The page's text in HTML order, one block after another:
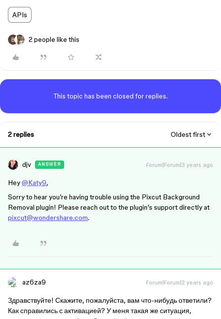
APIs
2 people like this
This topic has been closed for replies.
2 replies Oldest first
djv ANSWER Forum|Forum|3 years ago
Hey@Katy9,
Sorry to hear you’re having trouble using the Pixcut Background
Removal plugin! Please reach out to the plugin’s support directly at
pixcut@wondershare.com.
az6za9 Forum|Forum|2 years ago
Здравствуйте! Скажите, пожалуйста, вам что-нибудь ответили?
Как справились с активацией? У меня такая же ситуация,